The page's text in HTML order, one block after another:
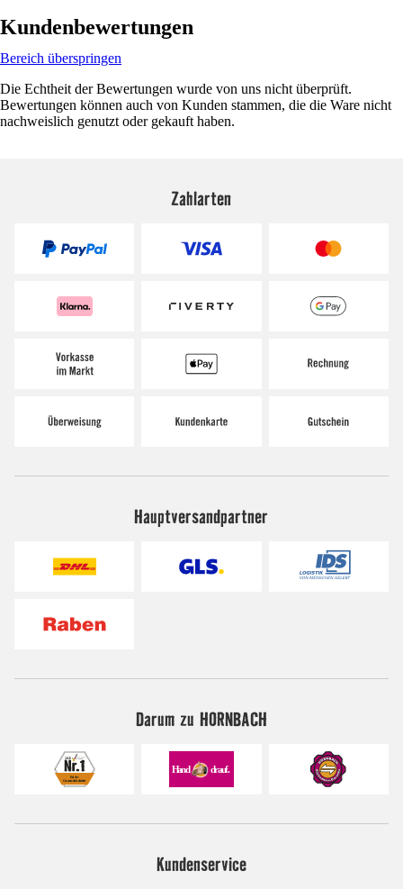
Kundenbewertungen
Bereich überspringen
Die Echtheit der Bewertungen wurde von uns nicht überprüft.
Bewertungen können auch von Kunden stammen, die die Ware nicht
nachweislich genutzt oder gekauft haben.
Zahlarten
Hauptversandpartner
Darum zu HORNBACH
Kundenservice